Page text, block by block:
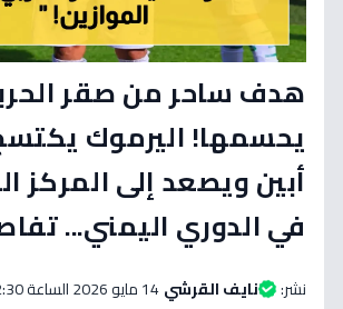
هدف ساحر من صقر
يحسمها! اليرموك
أبين ويصعد إلى المركز
في الدوري اليمني...
نشر: نايف القرشي14 مايو 2026 الساعة 02:30 صباحاً